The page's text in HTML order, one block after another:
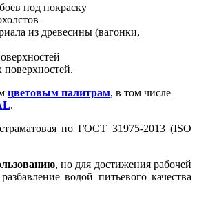
под покраску
из древесины (вагонки,
цветовым палитрам, в том числе
.
по ГОСТ 31975-2013 (ISO
, но для достижения рабочей
водой питьевого качества